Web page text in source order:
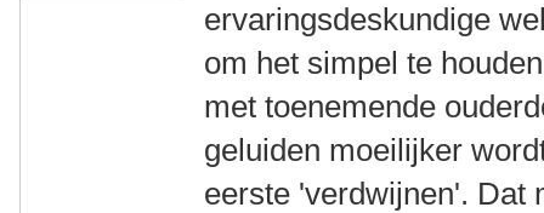
ervaringsdeskundige
om het simpel te
met toenemende
geluiden moeilijker
eerste 'verdwijnen'. Dat